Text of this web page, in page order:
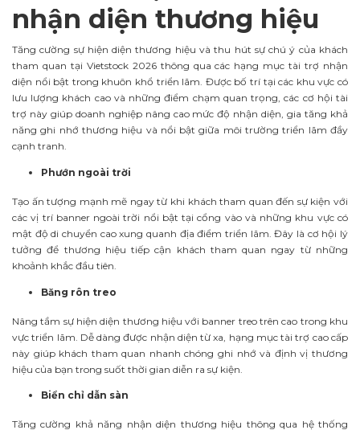
nhận diện thương hiệu
Tăng cường sự hiện diện thương hiệu và thu hút sự chú ý của khách
tham quan tại Vietstock 2026 thông qua các hạng mục tài trợ nhận
diện nổi bật trong khuôn khổ triển lãm. Được bố trí tại các khu vực có
lưu lượng khách cao và những điểm chạm quan trọng, các cơ hội tài
trợ này giúp doanh nghiệp nâng cao mức độ nhận diện, gia tăng khả
năng ghi nhớ thương hiệu và nổi bật giữa môi trường triển lãm đầy
cạnh tranh.
Phướn ngoài trời
Tạo ấn tượng mạnh mẽ ngay từ khi khách tham quan đến sự kiện với
các vị trí banner ngoài trời nổi bật tại cổng vào và những khu vực có
mật độ di chuyển cao xung quanh địa điểm triển lãm. Đây là cơ hội lý
tưởng để thương hiệu tiếp cận khách tham quan ngay từ những
khoảnh khắc đầu tiên.
Băng rôn treo
Nâng tầm sự hiện diện thương hiệu với banner treo trên cao trong khu
vực triển lãm. Dễ dàng được nhận diện từ xa, hạng mục tài trợ cao cấp
này giúp khách tham quan nhanh chóng ghi nhớ và định vị thương
hiệu của bạn trong suốt thời gian diễn ra sự kiện.
Biển chỉ dẫn sàn
Tăng cường khả năng nhận diện thương hiệu thông qua hệ thống